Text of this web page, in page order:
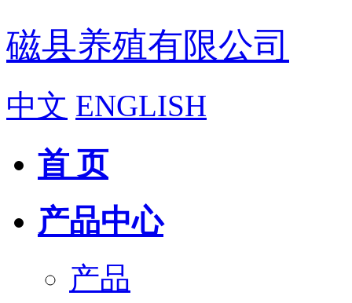
磁县养殖有限公司
中文 ENGLISH
首 页
产品中心
产品